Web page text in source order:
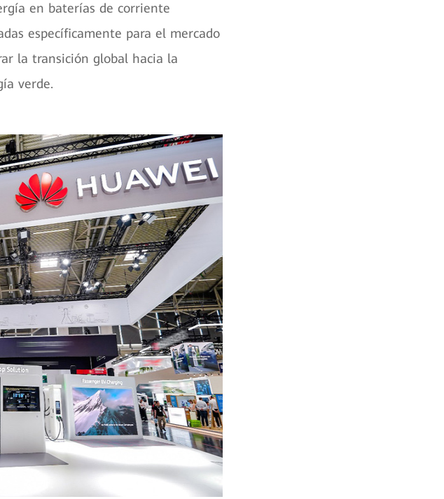
en baterías de corriente
específicamente para el mercado
la transición global hacia la
verde.